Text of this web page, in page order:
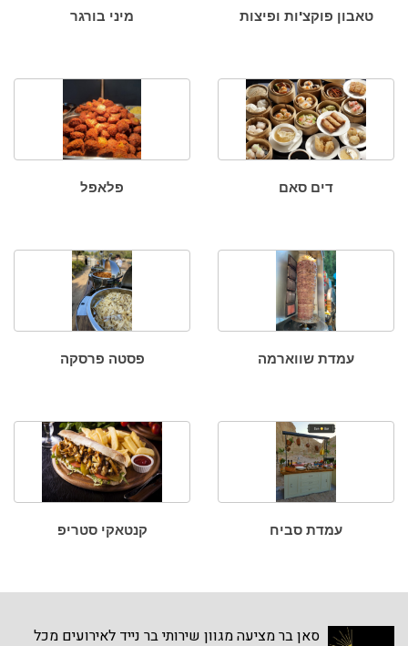
טאבון פוקצ'ות ופיצות מיני בורגר
דים סאם פלאפל
עמדת שווארמה פסטה פרסקה
עמדת סביח קנטאקי סטריפ
סאן בר מציעה מגוון שירותי בר נייד לאירועים מכל